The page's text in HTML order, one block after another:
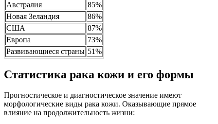
Австралия
85%
Новая Зеландия
86%
США
87%
Европа
73%
Развивающиеся страны 51%
Статистика рака кожи и его формы
Прогностическое и диагностическое значение имеют
морфологические виды рака кожи. Оказывающие прямое
влияние на продолжительность жизни: